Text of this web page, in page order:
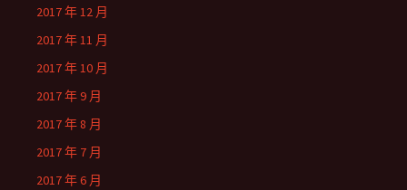
2017 年 12 月
2017 年 11 月
2017 年 10 月
2017 年 9 月
2017 年 8 月
2017 年 7 月
2017 年 6 月